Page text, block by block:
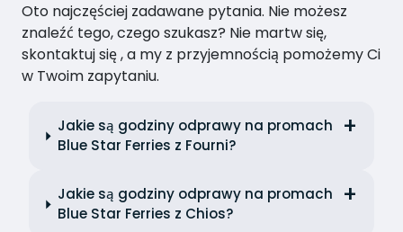
Oto najczęściej zadawane pytania. Nie możesz
znaleźć tego, czego szukasz? Nie martw się,
skontaktuj się , a my z przyjemnością pomożemy Ci
w Twoim zapytaniu.
Jakie są godziny odprawy na promach
Blue Star Ferries z Fourni?
Jakie są godziny odprawy na promach
Blue Star Ferries z Chios?